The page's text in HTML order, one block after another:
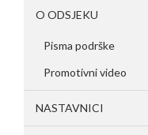
O ODSJEKU
Pisma podrške
Promotivni video
NASTAVNICI